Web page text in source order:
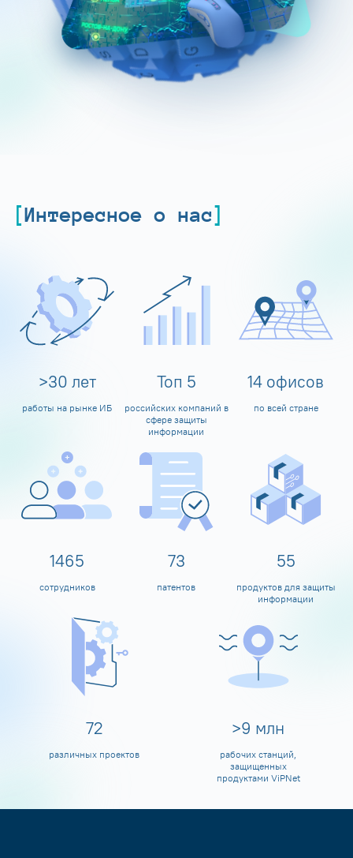
Интересное о нас
>30 лет
работы на рынке ИБ
Топ 5
российских компаний в
сфере защиты
информации
14 офисов
по всей стране
1599
сотрудников
80
патентов
60
продуктов для защиты
информации
80
различных проектов
>10 млн
рабочих станций,
защищенных
продуктами ViPNet